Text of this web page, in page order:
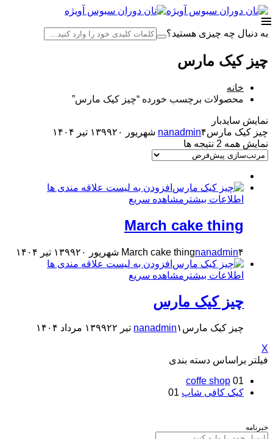
به دنبال چه چیزی هستید؟
چیز کیک مارس
خانه
محصولات برچسب خورده “چیز کیک مارس”
نمایش سایدبار
چیز کیک مارس
nanadmin۴ شهریور ۱۳۹۹
۲۰ تیر ۱۴۰۴
نمایش همه 2 نتیجه ها
افزودن به لیست علاقه مندی ها
اطلاعات بیشتر مشاهده سریع
March cake thing
March cake thingnanadmin۴ شهریور ۱۳۹۹
۲۰ تیر ۱۴۰۴
افزودن به لیست علاقه مندی ها
اطلاعات بیشتر مشاهده سریع
چیز کیک مارس
چیز کیک مارس nanadmin۱ تیر ۱۳۹۹
۲۲ مرداد ۱۴۰۴
X
فیلتر براساس دسته بندی
coffe shop 01
کیک کافی شاپ 01
خبرنامه